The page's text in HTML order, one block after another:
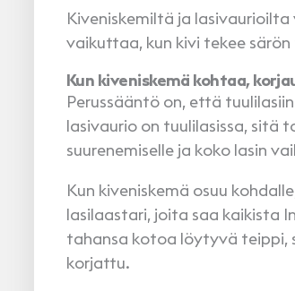
Kiveniskemiltä ja lasivaurioilta
vaikuttaa, kun kivi tekee särön
Kun kiveniskemä kohtaa,
Perussääntö on, että
lasivaurio on tuulilasissa, sitä
suurenemiselle ja koko lasin
Kun kiveniskemä osuu
lasilaastari, joita saa kaikista
tahansa kotoa löytyvä teippi,
korjattu.